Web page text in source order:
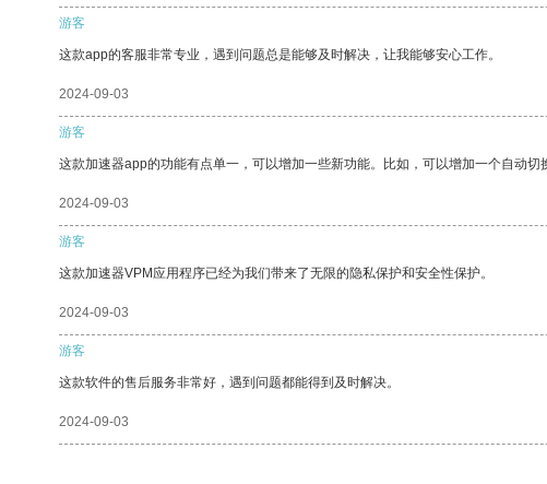
游客
这款app的客服非常专业，遇到问题总是能够及时解决，让我能够安心工作。
2024-09-03
游客
这款加速器app的功能有点单一，可以增加一些新功能。比如，可以增加一个自动
2024-09-03
游客
这款加速器VPM应用程序已经为我们带来了无限的隐私保护和安全性保护。
2024-09-03
游客
这款软件的售后服务非常好，遇到问题都能得到及时解决。
2024-09-03